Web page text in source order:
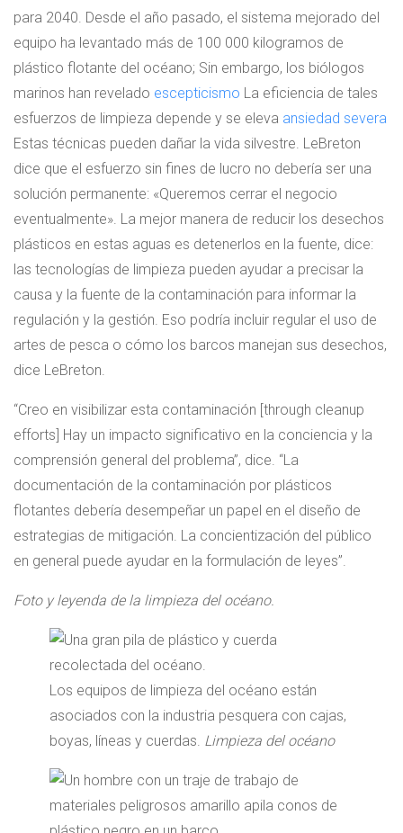
para 2040. Desde el año pasado, el sistema mejorado del
equipo ha levantado más de 100 000 kilogramos de
plástico flotante del océano; Sin embargo, los biólogos
marinos han revelado escepticismo La eficiencia de tales
esfuerzos de limpieza depende y se eleva ansiedad severa
Estas técnicas pueden dañar la vida silvestre. LeBreton
dice que el esfuerzo sin fines de lucro no debería ser una
solución permanente: «Queremos cerrar el negocio
eventualmente». La mejor manera de reducir los desechos
plásticos en estas aguas es detenerlos en la fuente, dice:
las tecnologías de limpieza pueden ayudar a precisar la
causa y la fuente de la contaminación para informar la
regulación y la gestión. Eso podría incluir regular el uso de
artes de pesca o cómo los barcos manejan sus desechos,
dice LeBreton.
“Creo en visibilizar esta contaminación [through cleanup
efforts] Hay un impacto significativo en la conciencia y la
comprensión general del problema”, dice. “La
documentación de la contaminación por plásticos
flotantes debería desempeñar un papel en el diseño de
estrategias de mitigación. La concientización del público
en general puede ayudar en la formulación de leyes”.
Foto y leyenda de la limpieza del océano.
Los equipos de limpieza del océano están
asociados con la industria pesquera con cajas,
boyas, líneas y cuerdas. Limpieza del océano